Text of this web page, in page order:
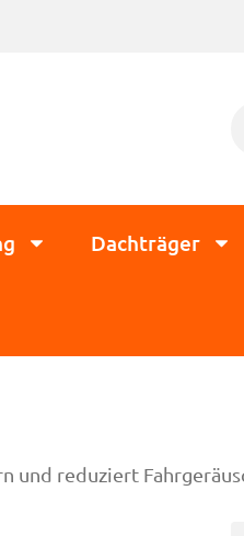
Dachträger
und reduziert